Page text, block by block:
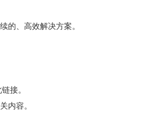
、高效解决方案。
接。
内容。